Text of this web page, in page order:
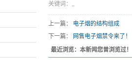
关键词： ,,
上一篇： 电子烟的结构组成
下一篇：
网售电子烟禁令来了
最近浏览：本新闻您曾浏览过！